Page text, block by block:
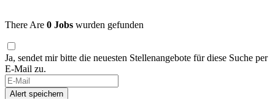
There Are 0 Jobs wurden gefunden
Ja, sendet mir bitte die neuesten Stellenangebote für diese Suche per
E-Mail zu.
Alert speichern